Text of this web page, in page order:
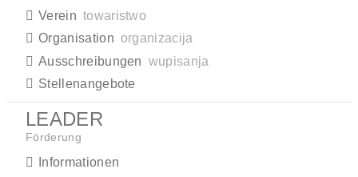
Verein towaristwo
Organisation organizacija
Ausschreibungen wupisanja
Stellenangebote
LEADER
Förderung
Informationen